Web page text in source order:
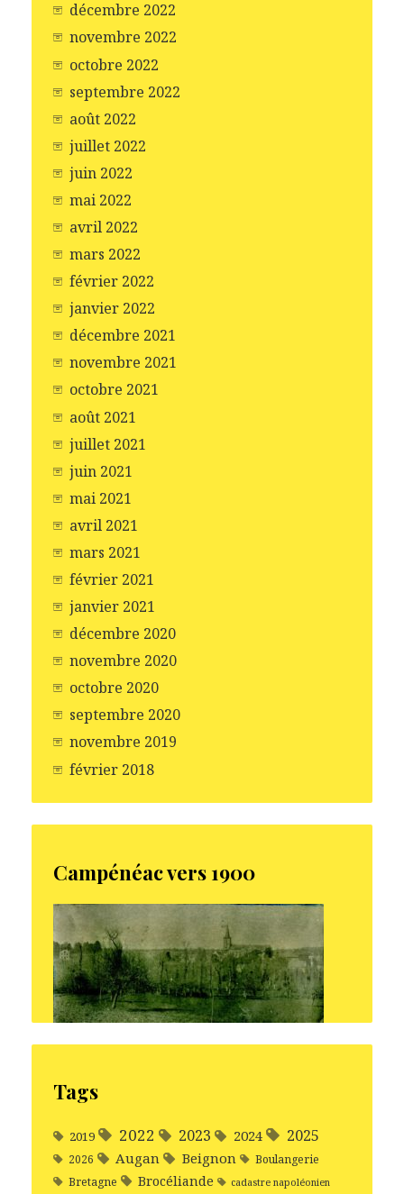
décembre 2022
novembre 2022
octobre 2022
septembre 2022
août 2022
juillet 2022
juin 2022
mai 2022
avril 2022
mars 2022
février 2022
janvier 2022
décembre 2021
novembre 2021
octobre 2021
août 2021
juillet 2021
juin 2021
mai 2021
avril 2021
mars 2021
février 2021
janvier 2021
décembre 2020
novembre 2020
octobre 2020
septembre 2020
novembre 2019
février 2018
Campénéac vers 1900
Tags
2019 2022 2023 2024 2025
2026 Augan Beignon
Boulangerie
Bretagne
Brocéliande cadastre napoléonien